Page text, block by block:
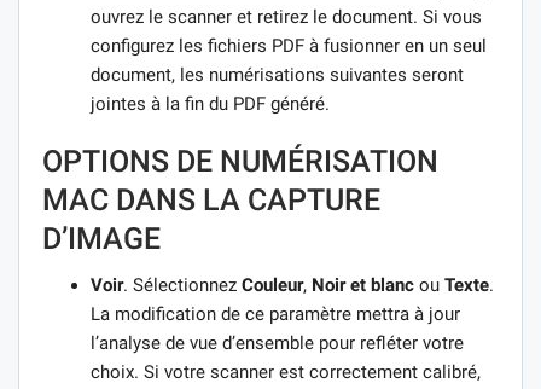
ouvrez le scanner et retirez le document. Si vous
configurez les fichiers PDF à fusionner en un seul
document, les numérisations suivantes seront
jointes à la fin du PDF généré.
OPTIONS DE NUMÉRISATION
MAC DANS LA CAPTURE
D’IMAGE
Voir. Sélectionnez Couleur, Noir et blanc ou Texte.
La modification de ce paramètre mettra à jour
l’analyse de vue d’ensemble pour refléter votre
choix. Si votre scanner est correctement calibré,